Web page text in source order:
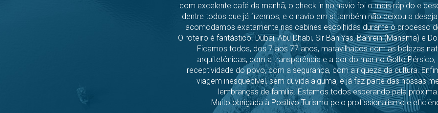
com excelente café da manhã; o check in no navio foi o mais rápido e
dentre todos que já fizemos; e o navio em si também não deixou a
acomodamos exatamente nas cabines escolhidas durante o processo
O roteiro é fantástico. Dubai, Abu Dhabi, Sir Ban Yas, Bahrein (Manama) e
Ficamos todos, dos 7 aos 77 anos, maravilhados com as belezas
arquitetônicas, com a transparência e a cor do mar no Golfo
receptividade do povo, com a segurança, com a riqueza da cultura.
viagem inesquecível, sem dúvida alguma, e já faz parte das nossas
lembranças de família. Estamos todos esperando pela
Muito obrigada à Positivo Turismo pelo profissionalismo e